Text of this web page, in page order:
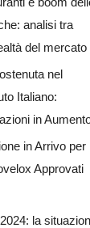
analisi tra
del mercato
nel
Italiano:
in
in Arrivo per
Approvati
la